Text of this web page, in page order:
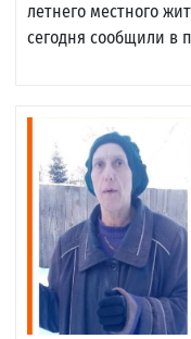
летнего местного
сегодня сообщили в